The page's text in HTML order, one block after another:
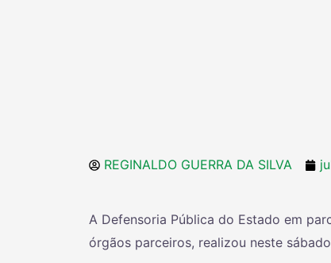
REGINALDO GUERRA DA SILVA
A Defensoria Pública do Estado em
órgãos parceiros, realizou neste